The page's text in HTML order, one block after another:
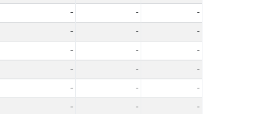
- -
-
- -
-
- -
-
- -
-
- -
-
- -
-